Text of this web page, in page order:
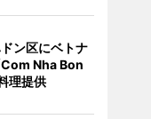
ン区にベトナ
Nha Bon
理提供